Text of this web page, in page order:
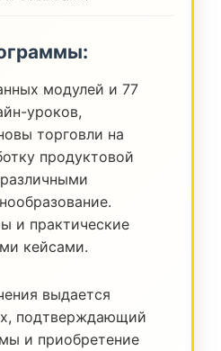
модулей и 77
уроков,
торговли на
продуктовой
и практические
кейсами.
выдается
подтверждающий
и приобретение